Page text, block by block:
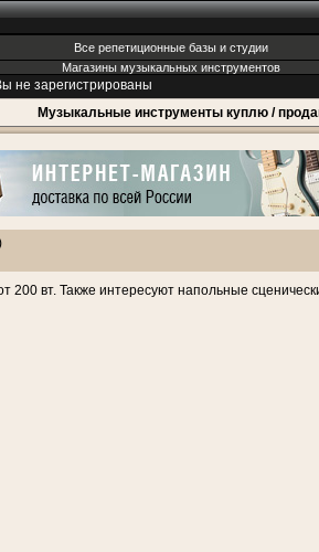
Все репетиционные базы и студии
Магазины музыкальных инструментов
не зарегистрированы
Музыкальные инструменты куплю /
200 вт. Также интересуют напольные